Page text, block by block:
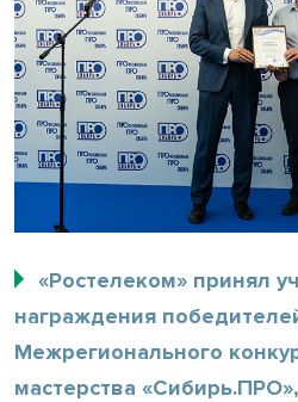
«Ростелеком» принял
награждения
Межрегионального
мастерства